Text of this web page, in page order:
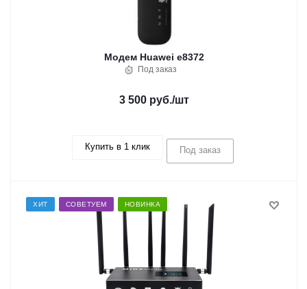
Модем Huawei e8372
Под заказ
3 500 руб./шт
Купить в 1 клик Под заказ
ХИТ СОВЕТУЕМ НОВИНКА